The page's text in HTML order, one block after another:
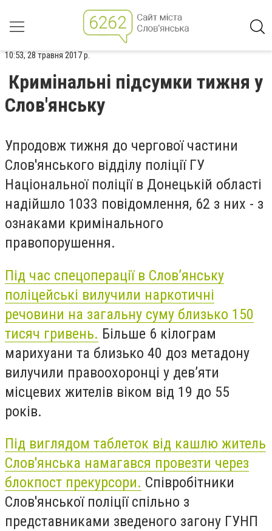
10:53, 28 травня 2017 р.
Кримінальні підсумки тижня у
Слов'янську
Упродовж тижня до чергової частини
Слов'янського відділу поліції ГУ
Національної поліції в Донецькій області
надійшло 1033 повідомлення, 62 з них - з
ознаками кримінального
правопорушення.
Під час спецоперації в Слов’янську
поліцейські вилучили наркотичні
речовини на загальну суму близько 150
тисяч гривень. Більше 6 кілограм
марихуани та близько 40 доз метадону
вилучили правоохоронці у дев’яти
місцевих жителів віком від 19 до 55
років.
Під виглядом таблеток від кашлю житель
Слов'янська намагався провезти через
блокпост прекурсори. Співробітники
Слов'янської поліції спільно з
представниками зведеного загону ГУНП